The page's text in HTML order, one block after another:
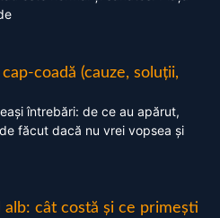
coadă (cauze, soluții,
întrebări: de ce au apărut,
făcut dacă nu vrei vopsea și
cât costă și ce primești